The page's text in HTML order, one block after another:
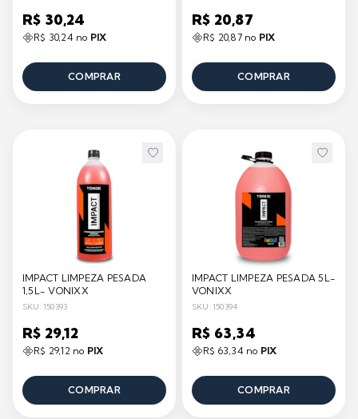
R$ 30,24
R$ 30,24 no PIX
COMPRAR
R$ 20,87
R$ 20,87 no PIX
COMPRAR
IMPACT LIMPEZA PESADA
1,5L- VONIXX
SKU: 150393
R$ 29,12
R$ 29,12 no PIX
COMPRAR
IMPACT LIMPEZA PESADA 5L-
VONIXX
SKU: 150394
R$ 63,34
R$ 63,34 no PIX
COMPRAR